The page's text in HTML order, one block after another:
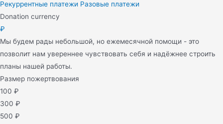
Рекуррентные платежи Разовые платежи
Donation currency
₽
Мы будем рады небольшой, но ежемесячной помощи - это
позволит нам увереннее чувствовать себя и надёжнее строить
планы нашей работы.
Размер пожертвования
100 ₽
300 ₽
500 ₽